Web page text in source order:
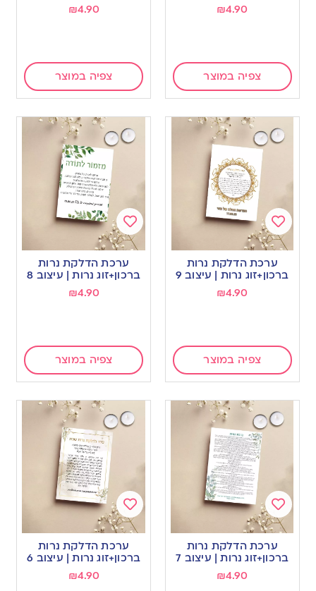
₪4.90
צפיה במוצר
₪4.90
צפיה במוצר
Add
wishlist
ערכת הדלקת נרות
ברכון+זוג נרות | עיצוב 9
₪4.90
צפיה במוצר
Add
wishlist
ערכת הדלקת נרות
ברכון+זוג נרות | עיצוב 8
₪4.90
צפיה במוצר
Add
wishlist
ערכת הדלקת נרות
ברכון+זוג נרות | עיצוב 7
₪4.90
Add
wishlist
ערכת הדלקת נרות
ברכון+זוג נרות | עיצוב 6
₪4.90